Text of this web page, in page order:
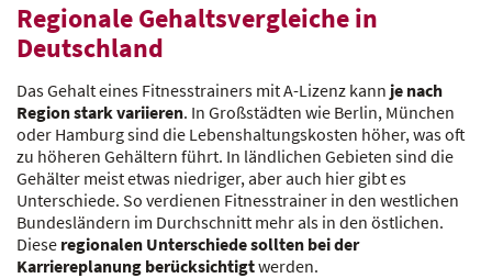
Regionale Gehaltsvergleiche in
Deutschland
Das Gehalt eines Fitnesstrainers mit A-Lizenz kann je nach
Region stark variieren. In Großstädten wie Berlin, München
oder Hamburg sind die Lebenshaltungskosten höher, was oft
zu höheren Gehältern führt. In ländlichen Gebieten sind die
Gehälter meist etwas niedriger, aber auch hier gibt es
Unterschiede. So verdienen Fitnesstrainer in den westlichen
Bundesländern im Durchschnitt mehr als in den östlichen.
Diese regionalen Unterschiede sollten bei der
Karriereplanung berücksichtigtwerden.